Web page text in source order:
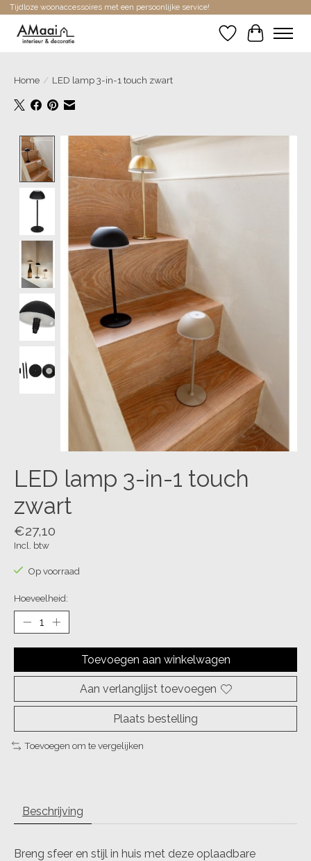
Tijdloze woonaccessoires met een persoonlijke service!
Verlanglijst
Home / LED lamp 3-in-1 touch zwart
Product image slideshow Items
LED lamp 3-in-1 touch
zwart
€27,10
Incl. btw
Op voorraad
Hoeveelheid:
Toevoegen aan winkelwagen
Aan verlanglijst toevoegen
Plaats bestelling
Toevoegen om te vergelijken
Beschrijving
Breng sfeer en stijl in huis met deze oplaadbare